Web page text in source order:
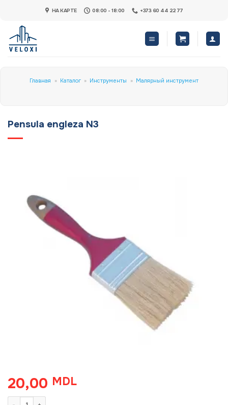
content
НА КАРТЕ 08:00 - 18:00 +373 60 44 22 77
Главная » Каталог » Инструменты » Малярный инструмент
Pensula engleza N3
20,00 MDL
Количество товара Pensula engleza N3